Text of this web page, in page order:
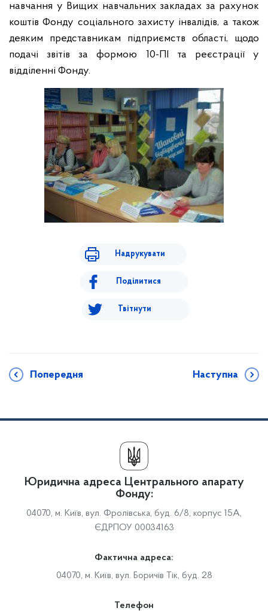
навчання у Вищих навчальних закладах за рахунок
коштів Фонду соціального захисту інвалідів, а також
деяким представникам підприємств області, щодо
подачі звітів за формою 10-ПІ та реєстрації у
відділенні Фонду.
Надрукувати
Поділитися
Твітнути
Попередня Наступна
Юридична адреса Центрального апарату
Фонду:
04070, м. Київ, вул. Фролівська, буд. 6/8, корпус 15А,
ЄДРПОУ 00034163
Фактична адреса:
04070, м. Київ, вул. Боричів Тік, буд. 28
Телефон